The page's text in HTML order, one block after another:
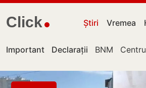
Click Știri Vremea
Important Declarații BNM